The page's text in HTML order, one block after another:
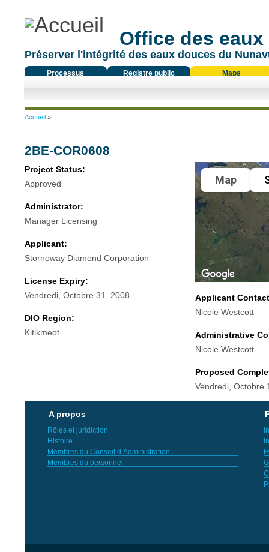
Office des
Préserver l'intégrité des eaux douces du
Processus
Registre public Maps
Vous êtes ici
Accueil»
2BE-COR0608
Project Status:
Approved
Administrator:
Manager Licensing
Applicant:
Stornoway Diamond Corporation
License Expiry:
Vendredi, Octobre 31, 2008
DIO Region:
Kitikmeot
Map
Applicant
Nicole Westcott
Administrative
Nicole Westcott
Proposed
Vendredi, Octobre
A propos
Rôles et juridiction
Histoire
Membres du Conseil d’Administration
Membres du personnel